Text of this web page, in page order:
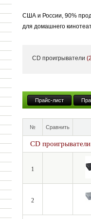
США и России, 90%
для домашнего
Его брат Дэвид Эванс
Крис Шорт –
занимал весьма
работы.
выпускает на рынок
CD проигрыватели
Прайс-лист
№ Сравнить
CD проигрыватели
1
2